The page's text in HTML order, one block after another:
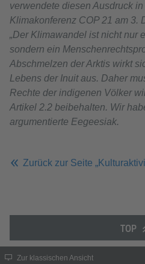
verwendete diesen Ausdruck
Klimakonferenz COP 21 am 3.
„Der Klimawandel ist nicht nur
sondern ein
Abschmelzen der Arktis wirkt
Lebens der Inuit aus. Daher
Rechte der indigenen Völker
Artikel 2.2 beibehalten. Wir
argumentierte Eegeesiak.
Zurück zur Seite
TOP
Zur klassischen Ansicht